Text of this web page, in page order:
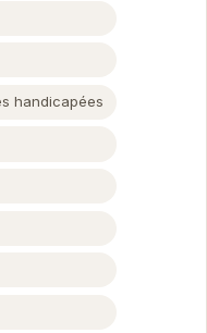
handicapées